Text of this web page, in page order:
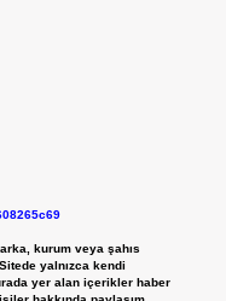
kurum veya şahıs
yalnızca kendi
yer alan içerikler haber